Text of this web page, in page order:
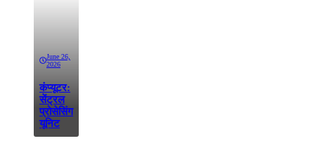
June 26,
2026
कंप्यूटर:
सेंट्रल
प्रोसेसिंग
यूनिट